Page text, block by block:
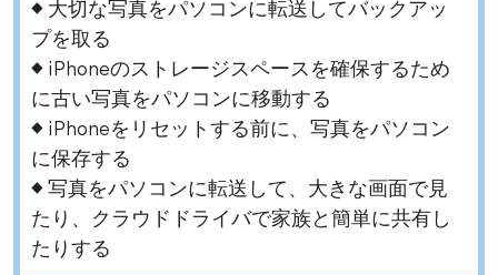
◆ 大切な写真をパソコンに転送してバックアッ
プを取る
◆ iPhoneのストレージスペースを確保するため
に古い写真をパソコンに移動する
◆ iPhoneをリセットする前に、写真をパソコン
に保存する
◆ 写真をパソコンに転送して、大きな画面で見
たり、クラウドドライバで家族と簡単に共有し
たりする